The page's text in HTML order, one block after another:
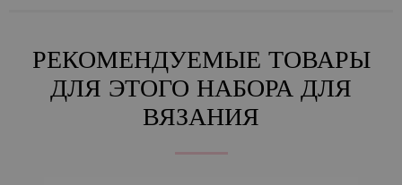
РЕКОМЕНДУЕМЫЕ ТОВАРЫ
ДЛЯ ЭТОГО НАБОРА ДЛЯ
ВЯЗАНИЯ